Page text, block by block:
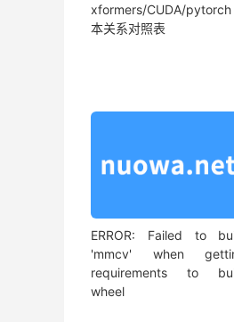
xformers/CUDA/
本关系对照表
ERROR: Failed to
'mmcv' when
requirements to
wheel